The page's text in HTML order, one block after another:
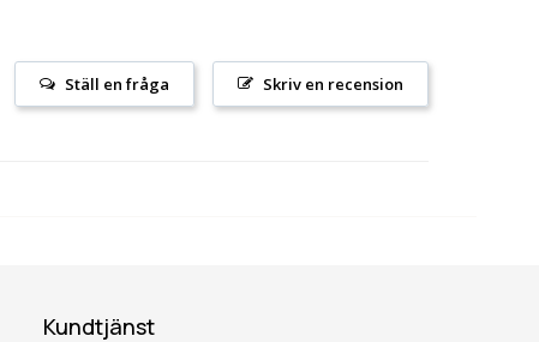
Skriv en recension
Ställ en fråga
Kundtjänst